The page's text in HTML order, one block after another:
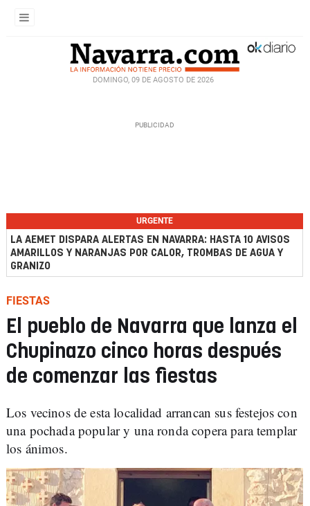
DOMINGO, 09 DE AGOSTO DE 2026
URGENTE
LA AEMET DISPARA ALERTAS EN NAVARRA: HASTA 10 AVISOS
AMARILLOS Y NARANJAS POR CALOR, TROMBAS DE AGUA Y
GRANIZO
FIESTAS
El pueblo de Navarra que lanza el
Chupinazo cinco horas después
de comenzar las fiestas
Los vecinos de esta localidad arrancan sus festejos con
una pochada popular y una ronda copera para templar
los ánimos.